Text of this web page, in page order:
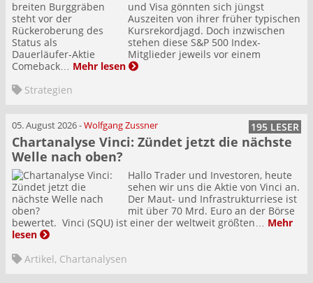
und Visa gönnten sich jüngst
Auszeiten von ihrer früher typischen
Kursrekordjagd. Doch inzwischen
stehen diese S&P 500 Index-
Mitglieder jeweils vor einem
Comeback… Mehr lesen
Strategien
05. August 2026-Wolfgang Zussner 195 LESER
Chartanalyse Vinci: Zündet jetzt die nächste
Welle nach oben?
Hallo Trader und Investoren, heute
sehen wir uns die Aktie von Vinci an.
Der Maut- und Infrastrukturriese ist
mit über 70 Mrd. Euro an der Börse
bewertet. Vinci (SQU) ist einer der weltweit größten… Mehr
lesen
Artikel, Chartanalysen